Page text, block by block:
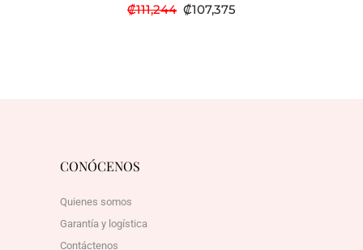
₡111,244 El
precio
₡107,375
CONÓCENOS
Quienes somos
Garantía y logística
Contáctenos